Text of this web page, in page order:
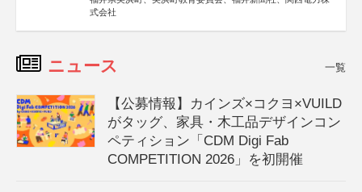
式会社
ニュース 一覧
【公募情報】カインズ×コクヨ×VUILD
がタッグ、家具・木工品デザインコン
ペティション「CDM Digi Fab
COMPETITION 2026」を初開催